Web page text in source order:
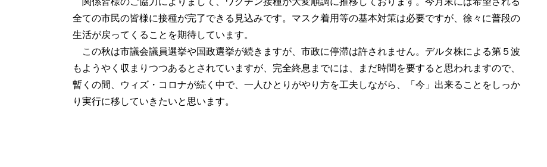
全ての市民の皆様に接種が完了できる見込みです。マスク着用等の基本対策は必要ですが、徐々に普段の
生活が戻ってくることを期待しています。
この秋は市議会議員選挙や国政選挙が続きますが、市政に停滞は許されません。デルタ株による第５波
もようやく収まりつつあるとされていますが、完全終息までには、まだ時間を要すると思われますので、
暫くの間、ウィズ・コロナが続く中で、一人ひとりがやり方を工夫しながら、「今」出来ることをしっか
り実行に移していきたいと思います。